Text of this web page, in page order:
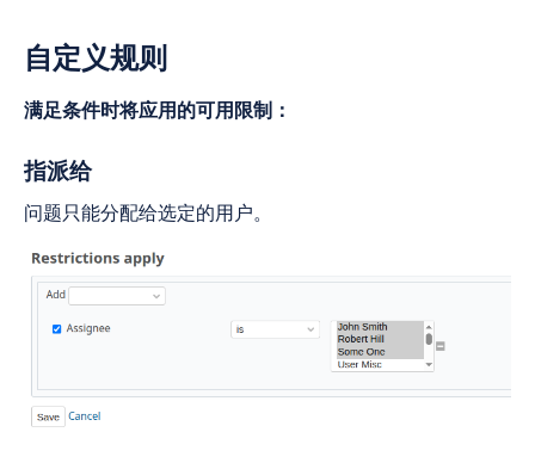
自定义规则
满足条件时将应用的可用限制：
指派给
问题只能分配给选定的用户。